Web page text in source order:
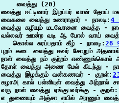
    வைத்து (20)
வைத்து ஈட்டினார் இழப்பர் வான் தோய்
வைகலை வைத்து உணராதார் - நாலடி: 4
வைத்து கழியும் மடவோனை வைத்த -
வல்லவர் ஊன்ற வடி ஆ போல் வாய்
   கொல்ல சுரப்பதாம் கீழ் - நாலடி:
28
புறம் கடை வைத்து ஈவர் சோறும்
நாள் வைத்து நம் குற்றம் எண்ணுங்கொல்
தோள் வைத்து அணை மேல் கிடந்து -
வைத்து இழக்கும் வன்கணவர் - குறள்:
கழாஅ கால் பள்ளியுள் வைத்து அற்றால்
வரு நாள் வைத்து ஏங்குபவர்க்கு - குறள்:
எ துணையும் அஞ்சா எயில் அரணும்